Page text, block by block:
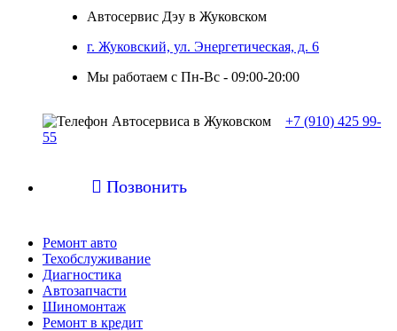
Автосервис Дэу в Жуковском
г. Жуковский, ул. Энергетическая, д. 6
Мы работаем с Пн-Вc - 09:00-20:00
+7 (910) 425 99-
55
 Позвонить
Ремонт авто
Техобслуживание
Диагностика
Автозапчасти
Шиномонтаж
Ремонт в кредит